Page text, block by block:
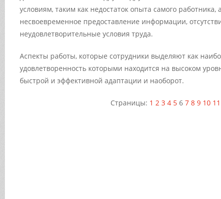
условиям, таким как недостаток опыта самого
несвоевременное предоставление информации,
неудовлетворительные условия труда.
Аспекты работы, которые сотрудники выделяют как
удовлетворенность которыми находится на высоком
быстрой и эффективной адаптации и наоборот.
Страницы: 1 2 3 4 5 6 7 8 9 10 11